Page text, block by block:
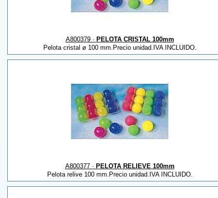
A800379 · PELOTA CRISTAL 100mm
Pelota cristal ø 100 mm.Precio unidad.IVA INCLUIDO.
A800377 · PELOTA RELIEVE 100mm
Pelota relive 100 mm.Precio unidad.IVA INCLUIDO.